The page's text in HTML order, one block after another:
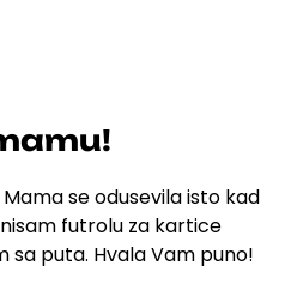
se odusevila isto kad
futrolu za kartice
sa puta. Hvala Vam puno!